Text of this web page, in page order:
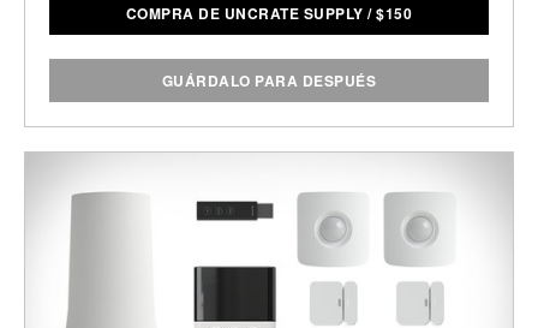
COMPRA DE UNCRATE SUPPLY /$150
GUÁRDALO PARA DESPUÉS